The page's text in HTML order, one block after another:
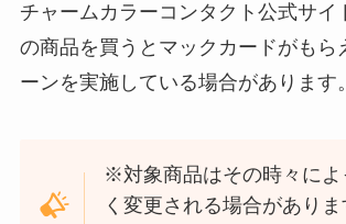
チャームカラーコンタクト公式サイ
の商品を買うとマックカードがもら
ーンを実施している場合があります。
※対象商品はその時々によ
く変更される場合があり